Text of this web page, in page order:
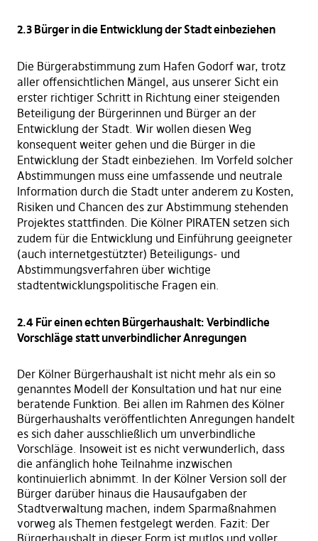
2.3 Bürger in die Entwicklung der Stadt einbeziehen
Die Bürgerabstimmung zum Hafen Godorf war, trotz
aller offensichtlichen Mängel, aus unserer Sicht ein
erster richtiger Schritt in Richtung einer steigenden
Beteiligung der Bürgerinnen und Bürger an der
Entwicklung der Stadt. Wir wollen diesen Weg
konsequent weiter gehen und die Bürger in die
Entwicklung der Stadt einbeziehen. Im Vorfeld solcher
Abstimmungen muss eine umfassende und neutrale
Information durch die Stadt unter anderem zu Kosten,
Risiken und Chancen des zur Abstimmung stehenden
Projektes stattfinden. Die Kölner PIRATEN setzen sich
zudem für die Entwicklung und Einführung geeigneter
(auch internetgestützter) Beteiligungs- und
Abstimmungsverfahren über wichtige
stadtentwicklungspolitische Fragen ein.
2.4 Für einen echten Bürgerhaushalt: Verbindliche
Vorschläge statt unverbindlicher Anregungen
Der Kölner Bürgerhaushalt ist nicht mehr als ein so
genanntes Modell der Konsultation und hat nur eine
beratende Funktion. Bei allen im Rahmen des Kölner
Bürgerhaushalts veröffentlichten Anregungen handelt
es sich daher ausschließlich um unverbindliche
Vorschläge. Insoweit ist es nicht verwunderlich, dass
die anfänglich hohe Teilnahme inzwischen
kontinuierlich abnimmt. In der Kölner Version soll der
Bürger darüber hinaus die Hausaufgaben der
Stadtverwaltung machen, indem Sparmaßnahmen
vorweg als Themen festgelegt werden. Fazit: Der
Bürgerhaushalt in dieser Form ist mutlos und voller